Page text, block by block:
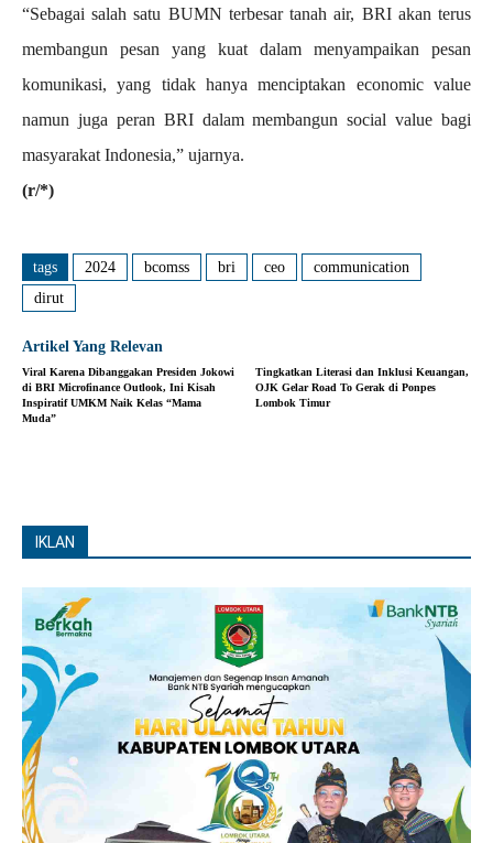
“Sebagai salah satu BUMN terbesar tanah air, BRI akan terus
membangun pesan yang kuat dalam menyampaikan pesan
komunikasi, yang tidak hanya menciptakan economic value
namun juga peran BRI dalam membangun social value bagi
masyarakat Indonesia,” ujarnya.
(r/*)
tags 2024 bcomss bri ceo
communication
dirut
Artikel Yang Relevan
Viral Karena Dibanggakan Presiden Jokowi
di BRI Microfinance Outlook, Ini Kisah
Inspiratif UMKM Naik Kelas “Mama
Muda”
Tingkatkan Literasi dan Inklusi Keuangan,
OJK Gelar Road To Gerak di Ponpes
Lombok Timur
IKLAN